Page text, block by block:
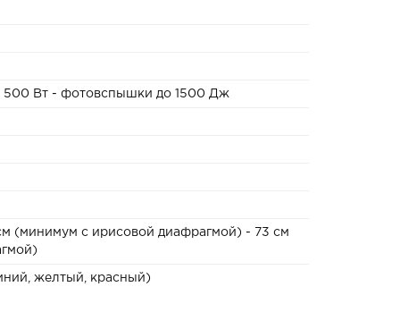
500 Вт - фотовспышки до 1500 Дж
(минимум с ирисовой диафрагмой) - 73 см
желтый, красный)